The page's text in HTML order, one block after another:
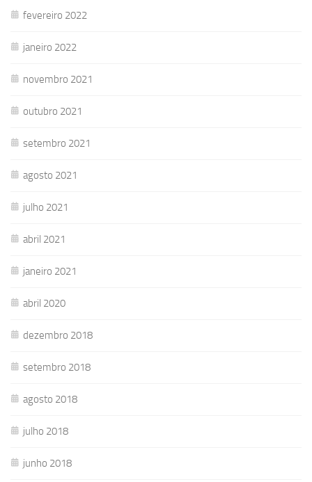
fevereiro 2022
janeiro 2022
novembro 2021
outubro 2021
setembro 2021
agosto 2021
julho 2021
abril 2021
janeiro 2021
abril 2020
dezembro 2018
setembro 2018
agosto 2018
julho 2018
junho 2018